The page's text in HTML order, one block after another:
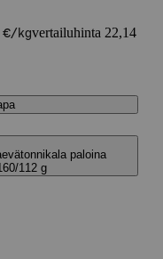
€/kgvertailuhinta 22,14
paloina
112 g